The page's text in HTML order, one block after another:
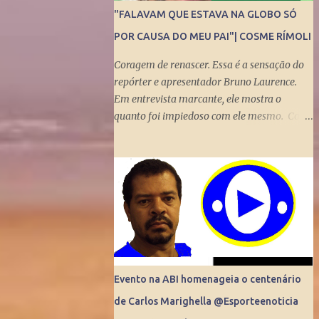
"FALAVAM QUE ESTAVA NA GLOBO SÓ
POR CAUSA DO MEU PAI"| COSME RÍMOLI
Coragem de renascer. Essa é a sensação do
repórter e apresentador Bruno Laurence.
Em entrevista marcante, ele mostra o
quanto foi impiedoso com ele mesmo. Com
brilhantes jornalistas esportivos deste país:
Michel Laurence . Fundador da revista
Placar, ganhador do prêmio Esso,
responsável pela regionalização do Globo
Esporte, criador dos programas Grandes
Momentos do Esporte e Cartão Verde, entre
inúmeros feitos. Bruno queria fugir da
comparação. Tentou ser jogador de
basquete. Mas o jornalismo esportivo estava
Evento na ABI homenageia o centenário
de Carlos Marighella @Esporteenoticia